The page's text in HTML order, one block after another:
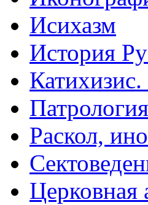
Исихазм
История
Патрология
Раскол,
Церковная